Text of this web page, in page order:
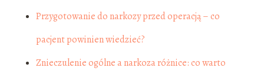
Przygotowanie do narkozy przed operacją – co
pacjent powinien wiedzieć?
Znieczulenie ogólne a narkoza różnice: co warto